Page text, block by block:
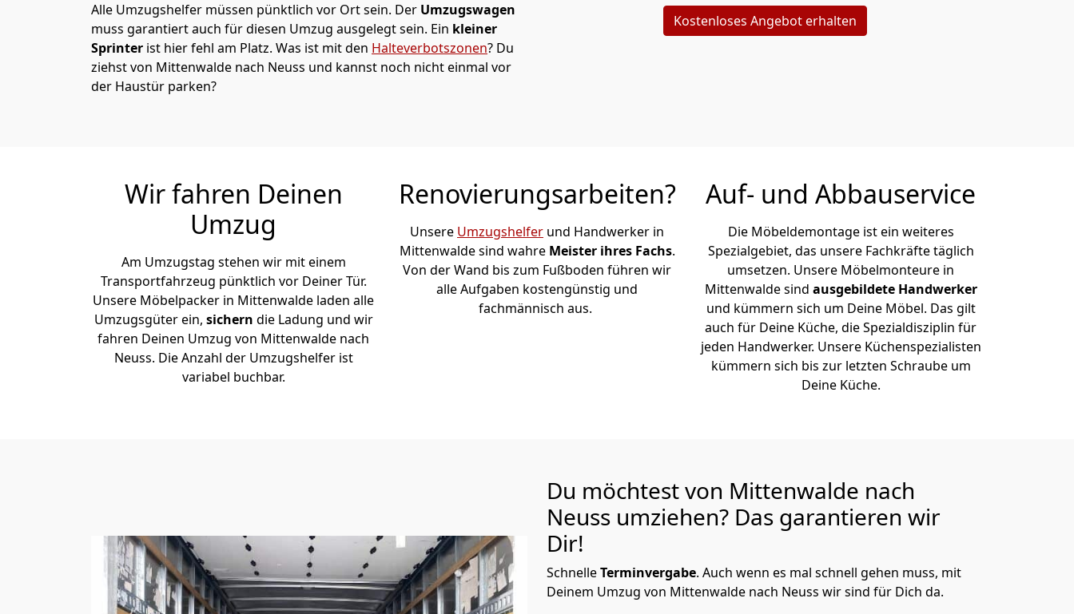
Alle Umzugshelfer müssen pünktlich vor Ort sein. Der Umzugswagen
muss garantiert auch für diesen Umzug ausgelegt sein. Ein kleiner
Sprinter ist hier fehl am Platz. Was ist mit den Halteverbotszonen? Du
ziehst von Mittenwalde nach Neuss und kannst noch nicht einmal vor
der Haustür parken?
Kostenloses Angebot erhalten
Wir fahren Deinen
Umzug
Am Umzugstag stehen wir mit einem
Transportfahrzeug pünktlich vor Deiner Tür.
Unsere Möbelpacker in Mittenwalde laden alle
Umzugsgüter ein, sichern die Ladung und wir
fahren Deinen Umzug von Mittenwalde nach
Neuss. Die Anzahl der Umzugshelfer ist
variabel buchbar.
Renovierungsarbeiten?
Unsere Umzugshelfer und Handwerker in
Mittenwalde sind wahre Meister ihres Fachs.
Von der Wand bis zum Fußboden führen wir
alle Aufgaben kostengünstig und
fachmännisch aus.
Auf- und Abbauservice
Die Möbeldemontage ist ein weiteres
Spezialgebiet, das unsere Fachkräfte täglich
umsetzen. Unsere Möbelmonteure in
Mittenwalde sind ausgebildete Handwerker
und kümmern sich um Deine Möbel. Das gilt
auch für Deine Küche, die Spezialdisziplin für
jeden Handwerker. Unsere Küchenspezialisten
kümmern sich bis zur letzten Schraube um
Deine Küche.
Du möchtest von Mittenwalde nach
Neuss umziehen? Das garantieren wir
Dir!
SchnelleTerminvergabe. Auch wenn es mal schnell gehen muss, mit
Deinem Umzug von Mittenwalde nach Neuss wir sind für Dich da.